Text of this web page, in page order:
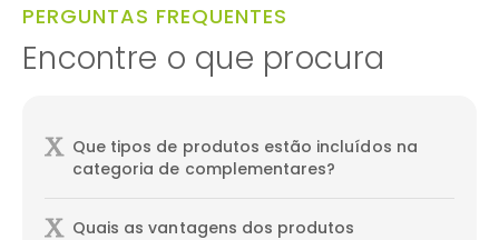
PERGUNTAS FREQUENTES
Encontre o que procura
Que tipos de produtos estão incluídos na
categoria de complementares?
Quais as vantagens dos produtos